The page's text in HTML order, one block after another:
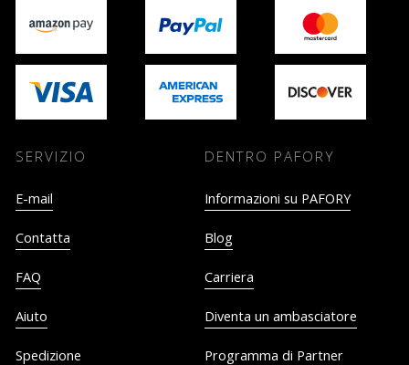
SERVIZIO
E-mail
Contatta
FAQ
Aiuto
Spedizione
DENTRO PAFORY
Informazioni su PAFORY
Blog
Carriera
Diventa un ambasciatore
Programma di Partner